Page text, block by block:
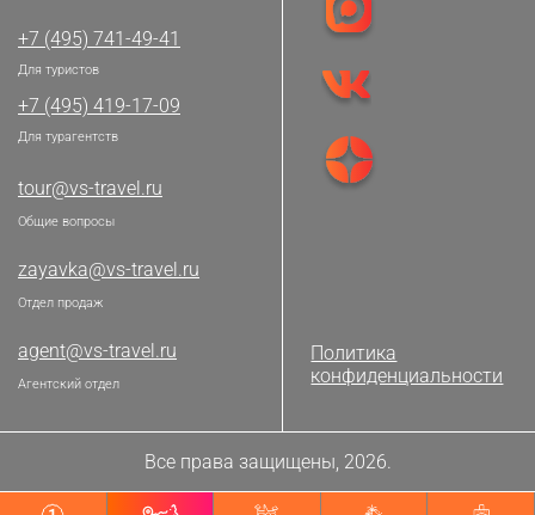
+7 (495) 741-49-41
Для туристов
+7 (495) 419-17-09
Для турагентств
tour@vs-travel.ru
Общие вопросы
zayavka@vs-travel.ru
Отдел продаж
agent@vs-travel.ru
Агентский отдел
Политика
конфиденциальности
Все права защищены, 2026.